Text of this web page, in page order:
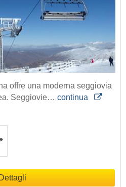
offre una moderna seggiovia
Seggiovie… continua
Dettagli